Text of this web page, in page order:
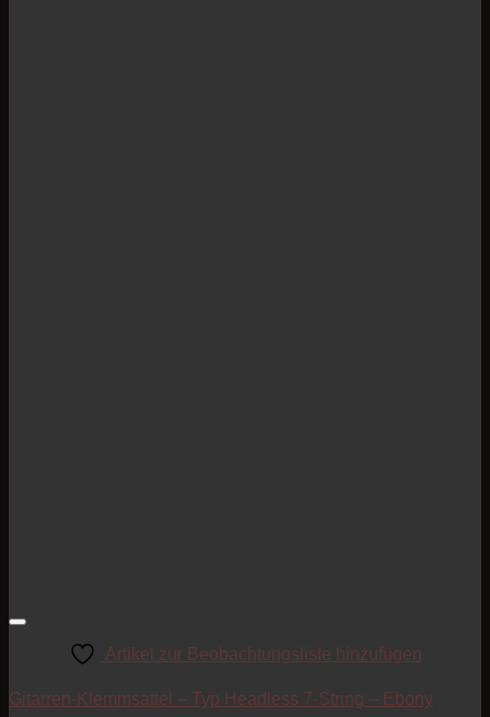
Artikel zur Beobachtungsliste hinzufügen
Gitarren-Klemmsattel – Typ Headless 7-String – Ebony